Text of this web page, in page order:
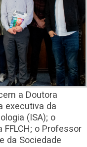
a Doutora
executiva da
(ISA); o
FFLCH; o Professor
da Sociedade